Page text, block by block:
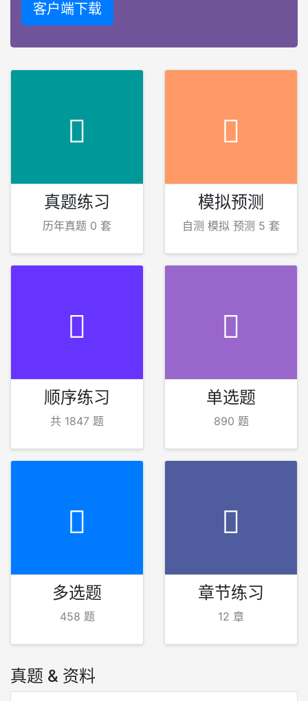
客户端下载
真题练习
历年真题 0 套
模拟预测
自测 模拟 预测 5 套
顺序练习
共 1847 题
单选题
890 题
多选题
458 题
章节练习
12 章
真题 & 资料